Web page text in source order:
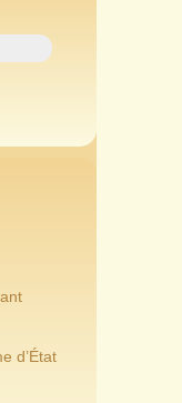
d’État